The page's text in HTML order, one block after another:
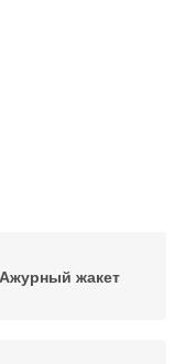
Ажурный жакет